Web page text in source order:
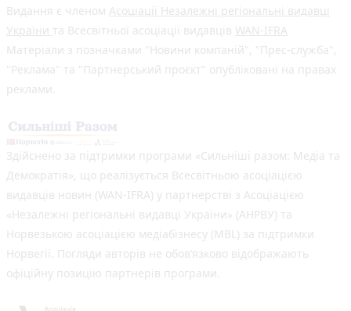
Видання є членом Асоціації Незалежні регіональні видавці
України та Всесвітньої асоціації видавців WAN-IFRA
Матеріали з позначками "Новини компаній", "Прес-служба",
"Реклама" та "Партнерський проєкт" опубліковані на правах
реклами.
Здійснено за підтримки програми «Сильніші разом: Медіа та
Демократія», що реалізується Всесвітньою асоціацією
видавців новин (WAN-IFRA) у партнерстві з Асоціацією
«Незалежні регіональні видавці України» (АНРВУ) та
Норвезькою асоціацією медіабізнесу (MBL) за підтримки
Норвегії. Погляди авторів не обов’язково відображають
офіційну позицію партнерів програми.